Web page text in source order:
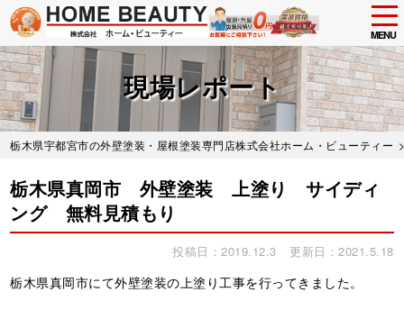
Skip
to
main
content
MENU
現場レポート
栃木県宇都宮市の外壁塗装・屋根塗装専門店株式会社ホーム・ビューティー
栃木県真岡市 外壁塗装 上塗り サイディ
ング 無料見積もり
投稿日：2019.12.3 更新日：2021.5.18
栃木県真岡市にて外壁塗装の上塗り工事を行ってきました。